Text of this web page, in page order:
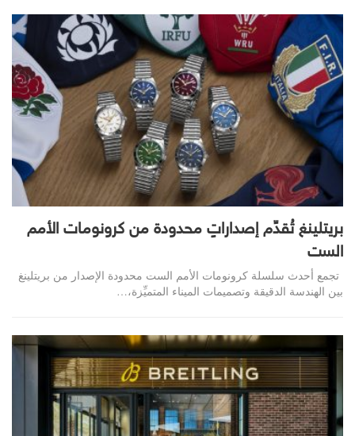
بريتلينغ تُقدِّم إصداراتٍ محدودة من كرونومات الأمم
الست
تجمع أحدث سلسلة كرونومات الأمم الست محدودة الإصدار من بريتلينغ
بين الهندسة الدقيقة وتصميمات الميناء المتميِّزة،…